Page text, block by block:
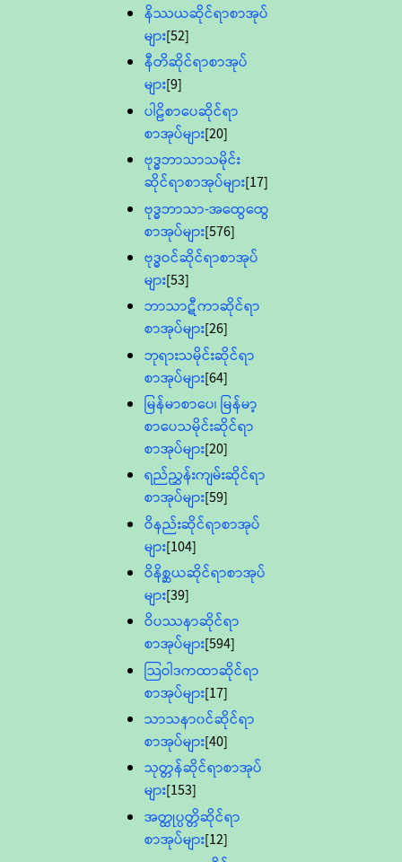
နိဿယဆိုင်ရာစာအုပ်
များ[52]
နီတိဆိုင်ရာစာအုပ်
များ[9]
ပါဠိစာပေဆိုင်ရာ
စာအုပ်များ[20]
ဗုဒ္ဓဘာသာသမိုင်း
ဆိုင်ရာစာအုပ်များ[17]
ဗုဒ္ဓဘာသာ-အထွေထွေ
စာအုပ်များ[576]
ဗုဒ္ဓဝင်ဆိုင်ရာစာအုပ်
များ[53]
ဘာသာဋီကာဆိုင်ရာ
စာအုပ်များ[26]
ဘုရားသမိုင်းဆိုင်ရာ
စာအုပ်များ[64]
မြန်မာစာပေ၊ မြန်မာ့
စာပေသမိုင်းဆိုင်ရာ
စာအုပ်များ[20]
ရည်ညွှန်းကျမ်းဆိုင်ရာ
စာအုပ်များ[59]
ဝိနည်းဆိုင်ရာစာအုပ်
များ[104]
ဝိနိစ္ဆယဆိုင်ရာစာအုပ်
များ[39]
ဝိပဿနာဆိုင်ရာ
စာအုပ်များ[594]
သြဝါဒကထာဆိုင်ရာ
စာအုပ်များ[17]
သာသနာ၀င်ဆိုင်ရာ
စာအုပ်များ[40]
သုတ္တန်ဆိုင်ရာစာအုပ်
များ[153]
အတ္ထုပ္ပတ္တိဆိုင်ရာ
စာအုပ်များ[12]